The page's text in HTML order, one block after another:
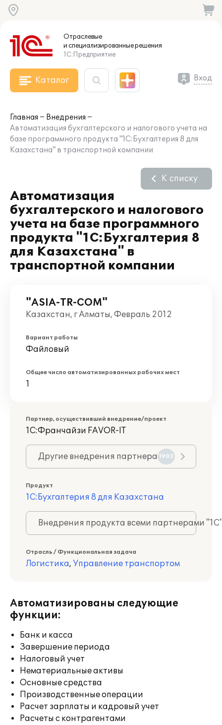
Отраслевые
и специализированныерешения
1С:Предприятие
Каталог Вход
Главная
Внедрения
Автоматизация бухгалтерского и налогового учета на
базе программного продукта "1С:Бухгалтерия 8 для
Казахстана" в транспортной компании
Автоматизация
бухгалтерского и налогового
учета на базе программного
продукта "1С:Бухгалтерия 8
для Казахстана" в
транспортной компании
К списку
"ASIA-TR-COM"
Казахстан, г Алматы, Февраль 2012
Вариант работы
Файловый
Общее число автоматизированных рабочих мест
1
Партнер, осуществивший внедрение/проект
1С:Франчайзи FAVOR-IT
Другие внедрения партнера 1903
Продукт
1С:Бухгалтерия 8 для Казахстана
Внедрения продукта всеми партнерами
Отрасль / Функциональная задача
Логистика, Управление транспортом
Автоматизированы следующие
функции:
Банк и касса
Завершение периода
Налоговый учет
Нематериальные активы
Основные средства
Производственные операции
Расчет зарплаты и кадровый учет
Расчеты с контрагентами